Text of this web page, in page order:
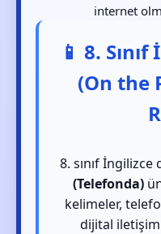
internet
📱 8.
(On the
8. sınıf İngilizce
(Telefonda)
kelimeler,
dijital